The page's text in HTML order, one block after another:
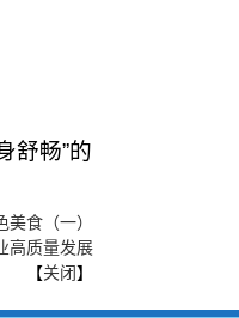
舒畅”的
美食（一）
高质量发展
【关闭】